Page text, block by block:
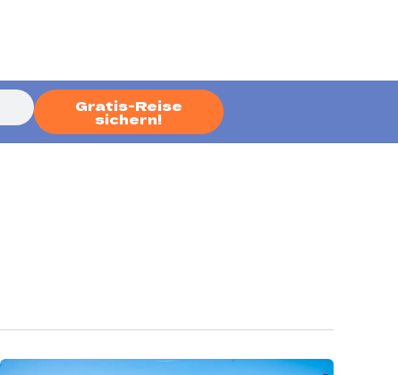
Gratis-Reise
sichern!